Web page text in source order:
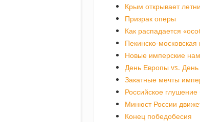
Крым открывает
Призрак оперы
Как распадается
Пекинско-
Новые имперские
День Европы vs.
Закатные мечты
Российское
Минюст России
Конец победобесия